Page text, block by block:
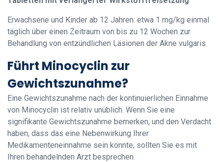
Erwachsene und Kinder ab 12 Jahren: etwa 1 mg/kg einmal
täglich über einen Zeitraum von bis zu 12 Wochen zur
Behandlung von entzündlichen Läsionen der Akne vulgaris.
Führt Minocyclin zur
Gewichtszunahme?
Eine Gewichtszunahme nach der kontinuierlichen Einnahme
von Minocyclin ist relativ unüblich. Wenn Sie eine
signifikante Gewichtszunahme bemerken, und den Verdacht
haben, dass das eine Nebenwirkung Ihrer
Medikamenteneinnahme sein könnte, sollten Sie es mit
Ihren behandelnden Arzt besprechen.